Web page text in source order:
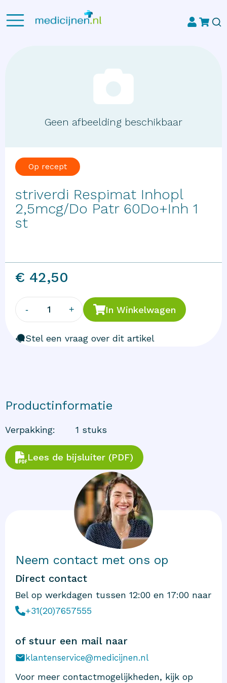
Geen afbeelding beschikbaar
Op recept
striverdi Respimat Inhopl
2,5mcg/Do Patr 60Do+Inh 1
st
€ 42,50
- 1 + In Winkelwagen
Stel een vraag over dit artikel
Productinformatie
Verpakking: 1 stuks
Lees de bijsluiter (PDF)
Neem contact met ons op
Direct contact
Bel op werkdagen tussen 12:00 en 17:00 naar
+31(20)7657555
of stuur een mail naar
klantenservice@medicijnen.nl
Voor meer contactmogelijkheden, kijk op